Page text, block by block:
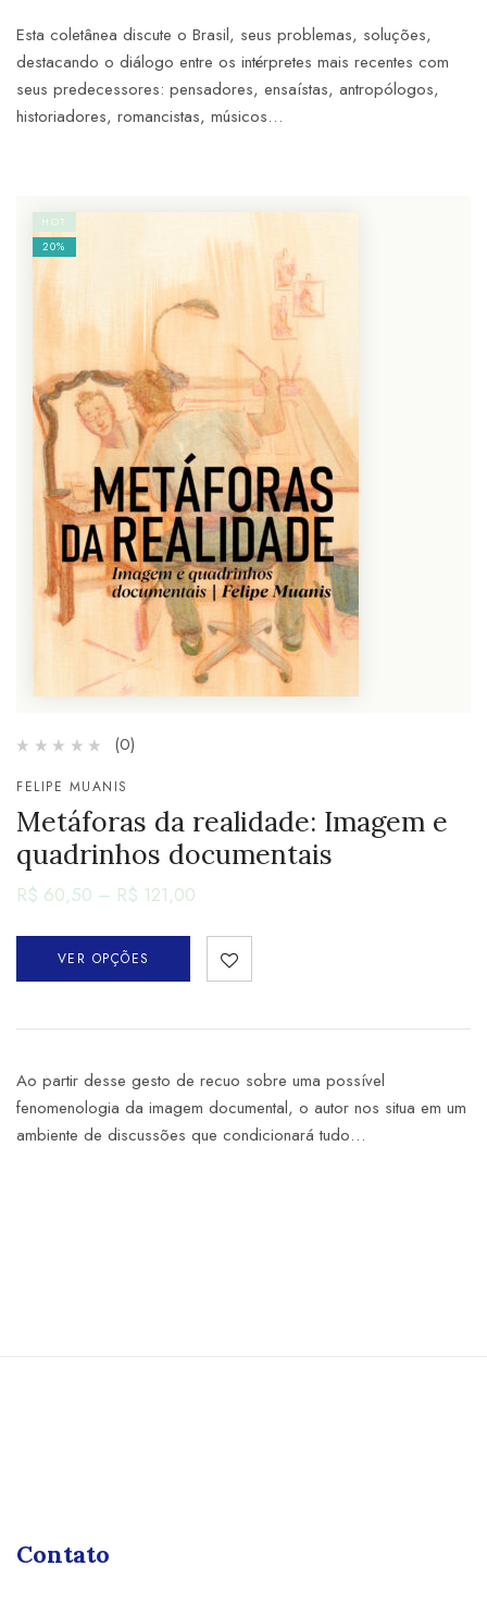
Esta coletânea discute o Brasil, seus problemas, soluções,
destacando o diálogo entre os intérpretes mais recentes com
seus predecessores: pensadores, ensaístas, antropólogos,
historiadores, romancistas, músicos…
HOT
20%
(0)
FELIPE MUANIS
Metáforas da realidade: Imagem e
quadrinhos documentais
R$ 60,50 – R$ 121,00
VER OPÇÕES
Ao partir desse gesto de recuo sobre uma possível
fenomenologia da imagem documental, o autor nos situa em um
ambiente de discussões que condicionará tudo…
Contato